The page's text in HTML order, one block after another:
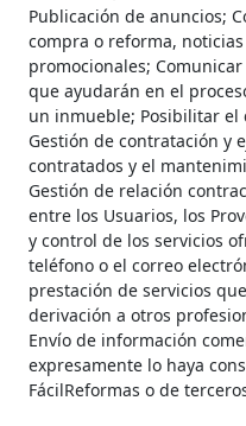
Publicación de anuncios;
compra o reforma,
promocionales;
que ayudarán en el
un inmueble; Posibilitar el
Gestión de contratación y
contratados y el
Gestión de relación
entre los Usuarios, los
y control de los servicios
teléfono o el correo
prestación de servicios
derivación a otros
Envío de información
expresamente lo haya
FácilReformas o de